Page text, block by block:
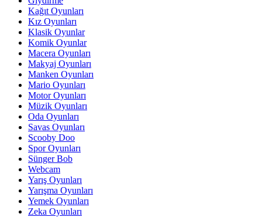
Kağıt Oyunları
Kız Oyunları
Klasik Oyunlar
Komik Oyunlar
Macera Oyunları
Makyaj Oyunları
Manken Oyunları
Mario Oyunları
Motor Oyunları
Müzik Oyunları
Oda Oyunları
Savas Oyunları
Scooby Doo
Spor Oyunları
Sünger Bob
Webcam
Yarış Oyunları
Yarışma Oyunları
Yemek Oyunları
Zeka Oyunları